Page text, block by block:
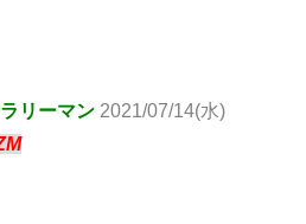
リーマン 2021/07/14(水)